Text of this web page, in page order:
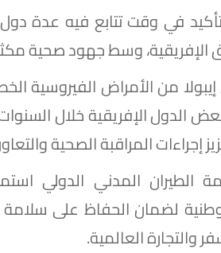
في وقت تتابع فيه عدة
وسط جهود صحية
من الأمراض الفيروسية
الدول الإفريقية خلال
إجراءات المراقبة الصحية
الطيران المدني الدولي
لضمان الحفاظ على سلامة
والتجارة العالمية.